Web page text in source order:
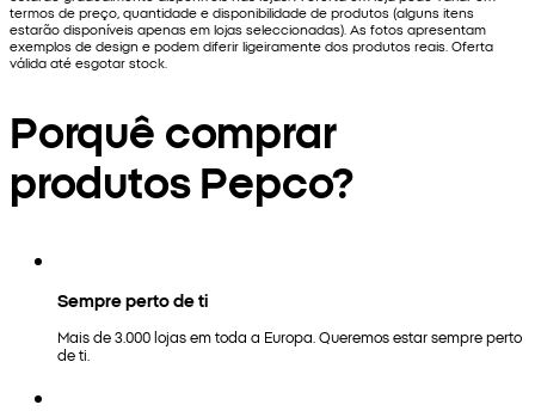
termos de preço, quantidade e disponibilidade de produtos (alguns itens
estarão disponíveis apenas em lojas seleccionadas). As fotos apresentam
exemplos de design e podem diferir ligeiramente dos produtos reais. Oferta
válida até esgotar stock.
Porquê comprar
produtos Pepco?
Sempre perto de ti
Mais de 3.000 lojas em toda a Europa. Queremos estar sempre perto
de ti.